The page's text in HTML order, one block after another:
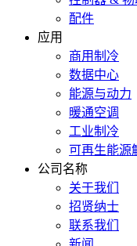
配件
应用
商用制冷
数据中心
能源与动力
暖通空调
工业制冷
可再生能源
公司名称
关于我们
招贤纳士
联系我们